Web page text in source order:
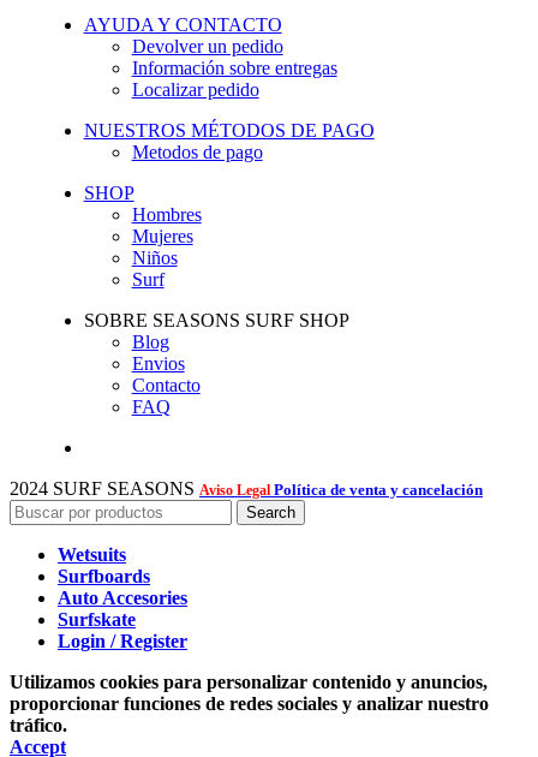
AYUDA Y CONTACTO
Devolver un pedido
Información sobre entregas
Localizar pedido
NUESTROS MÉTODOS DE PAGO
Metodos de pago
SHOP
Hombres
Mujeres
Niños
Surf
SOBRE SEASONS SURF SHOP
Blog
Envios
Contacto
FAQ
2024 SURF SEASONS Aviso Legal Política de venta y cancelación
Search
Wetsuits
Surfboards
Auto Accesories
Surfskate
Login / Register
Utilizamos cookies para personalizar contenido y anuncios,
proporcionar funciones de redes sociales y analizar nuestro
tráfico.
Accept